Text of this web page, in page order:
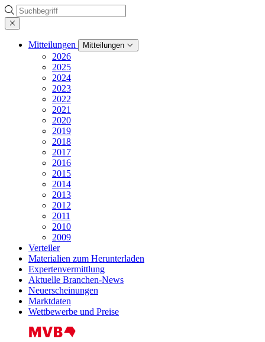
Suche
Mitteilungen Mitteilungen
2026
2025
2024
2023
2022
2021
2020
2019
2018
2017
2016
2015
2014
2013
2012
2011
2010
2009
Verteiler
Materialien zum Herunterladen
Expertenvermittlung
Aktuelle Branchen-News
Neuerscheinungen
Marktdaten
Wettbewerbe und Preise